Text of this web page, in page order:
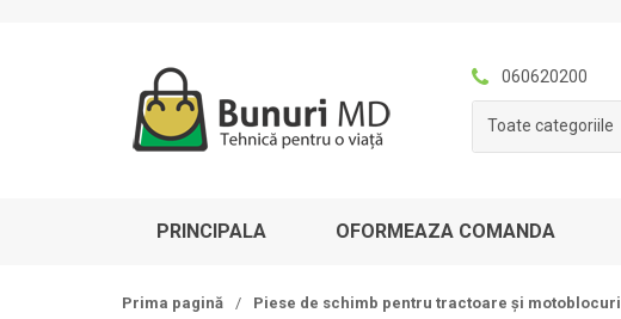
060620200
Toate categoriile
PRINCIPALA OFORMEAZA COMANDA
Prima pagină / Piese de schimb pentru tractoare și motoblocuri